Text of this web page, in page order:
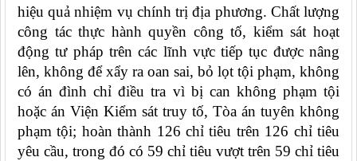
hiệu quả nhiệm vụ chính trị địa phương. Chất lượng
công tác thực hành quyền công tố, kiểm sát hoạt
động tư pháp trên các lĩnh vực tiếp tục được nâng
lên, không để xẩy ra oan sai, bỏ lọt tội phạm, không
có án đình chỉ điều tra vì bị can không phạm tội
hoặc án Viện Kiểm sát truy tố, Tòa án tuyên không
phạm tội; hoàn thành 126 chỉ tiêu trên 126 chỉ tiêu
yêu cầu, trong đó có 59 chỉ tiêu vượt trên 59 chỉ tiêu